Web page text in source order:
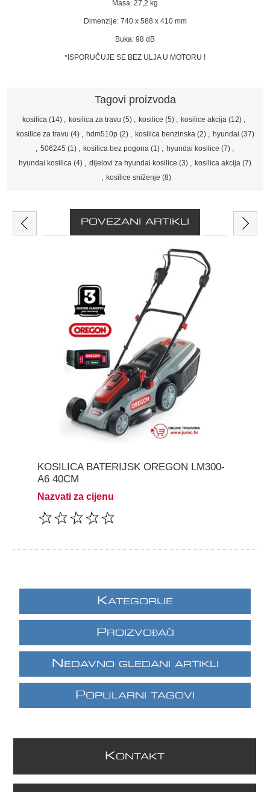
Masa: 27,2 kg
Dimenzije: 740 x 588 x 410 mm
Buka: 98 dB
*ISPORUČUJE SE BEZ ULJA U MOTORU !
Tagovi proizvoda
kosilica (14) kosilica za travu (5) kosilice (5) kosilice akcija (12)
kosilice za travu (4) hdm510p (2) kosilica benzinska (2) hyundai (37)
506245 (1) kosilica bez pogona (1) hyundai kosilice (7)
hyundai kosilica (4) dijelovi za hyundai kosilice (3) kosilica akcija (7)
kosilice sniženje (8)
POVEZANI ARTIKLI
KOSILICA BATERIJSK OREGON LM300-
A6 40CM
Nazvati za cijenu
KATEGORIJE
PROIZVOĐAČI
N EDAVNO GLEDANI ARTIKLI
POPULARNI TAGOVI
KONTAKT